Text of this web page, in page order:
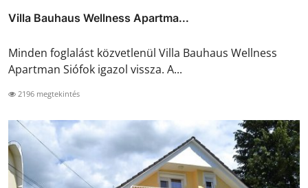
Villa Bauhaus Wellness Apartma...
Minden foglalást közvetlenül Villa Bauhaus Wellness
Apartman Siófok igazol vissza. A...
2196 megtekintés